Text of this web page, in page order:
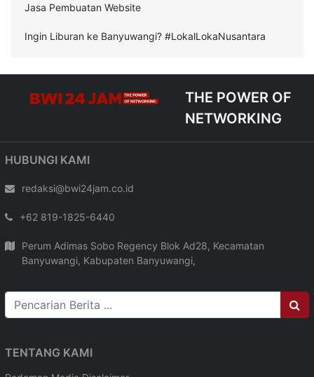
Jasa Pembuatan Website
Ingin Liburan ke Banyuwangi? #LokalLokaNusantara
THE POWER OF
NETWORKING
HUBUNGI KAMI
redaksi@bwi24jam.co.id
+62 819-1825-6440
Perum Adimas Sobo Regency Blok Ad28, Kecamatan
Banyuwangi, Kabupaten Banyuwangi,
TENTANG KAMI